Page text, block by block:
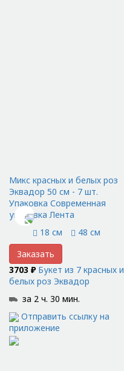
Микс красных и белых роз
Эквадор 50 см - 7 шт.
Упаковка Современная
упаковка Лента
18 см
48 см
Заказать
3703 ₽ Букет из 7 красных и
белых роз Эквадор
за 2 ч. 30 мин.
Отправить ссылку на
приложение